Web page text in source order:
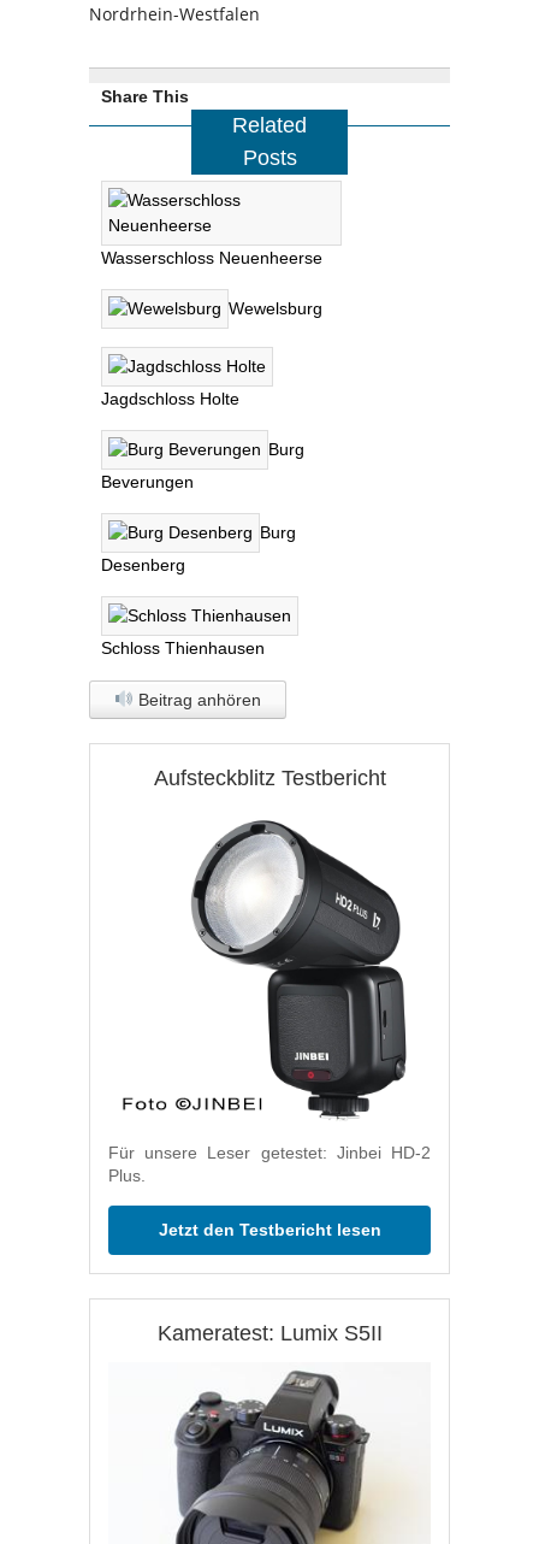
Nordrhein-Westfalen
Share This
Related
Posts
Wasserschloss Neuenheerse
Wewelsburg
Jagdschloss Holte
Burg
Beverungen
Burg
Desenberg
Schloss Thienhausen
Beitrag anhören
Aufsteckblitz Testbericht
Für unsere Leser getestet: Jinbei HD-2
Plus.
Jetzt den Testbericht lesen
Kameratest: Lumix S5II